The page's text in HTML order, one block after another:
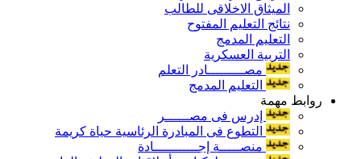
الميثاق الاخلاقى للطالب
نتائج التعليم المفتوح
التعليم المدمج
التربية العسكرية
مصـــــــــادر التعلم
التعليم المدمج
روابط مهمة
إدرس فى مصــــــر
التطوع فى المبادرة الرئاسية حياة كريمة
منصـــــة إجـــــــــــادة